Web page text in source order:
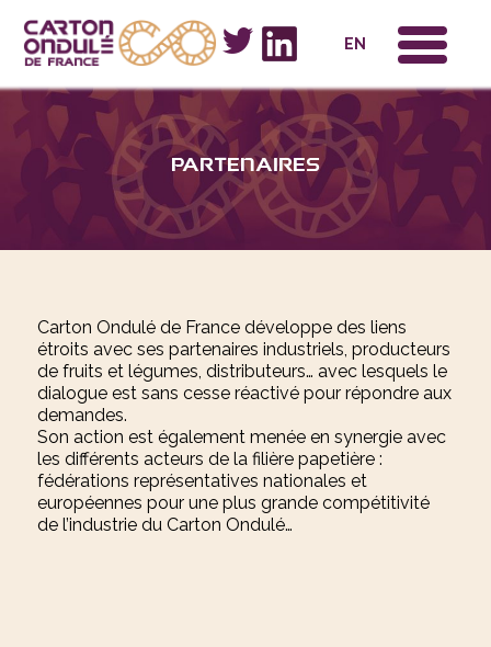
EN
Partenaires
Carton Ondulé de France développe des liens
étroits avec ses partenaires industriels, producteurs
de fruits et légumes, distributeurs… avec lesquels le
dialogue est sans cesse réactivé pour répondre aux
demandes.
Son action est également menée en synergie avec
les différents acteurs de la filière papetière :
fédérations représentatives nationales et
européennes pour une plus grande compétitivité
de l’industrie du Carton Ondulé…